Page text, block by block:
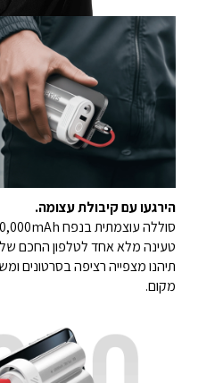
הירגעו עם קיבולת עצומה.
טעינה מלא אחד לטלפון החכם
תיהנו מצפייה רציפה בסרטונים
מקום.